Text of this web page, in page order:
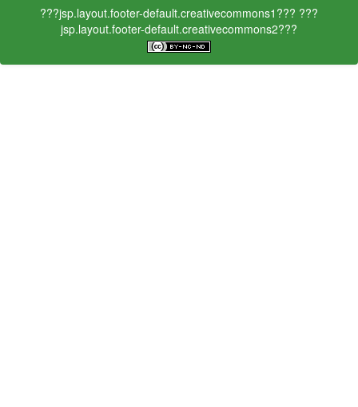
???jsp.layout.footer-default.creativecommons1??? ???
jsp.layout.footer-default.creativecommons2???